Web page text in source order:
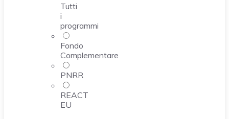
Tutti
i
programmi
Fondo
Complementare
PNRR
REACT
EU